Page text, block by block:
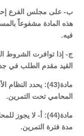
ب- على مجلس الفرع
هذه المادة مشفوعاً
فيه.
ج- إذا توافرت الشروط
القيد مقدم الطلب في
مادة(43): يحدد
المحامي تحت التمرين.
مادة(44): أ- لا
مدة فترة التمرين.